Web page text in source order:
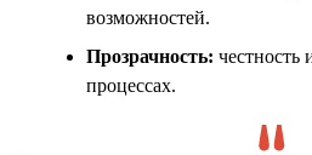
возможностей.
Прозрачность: честность
процессах.